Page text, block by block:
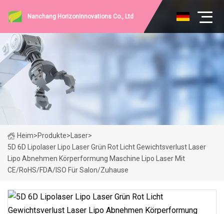
Nanchang HorizonInnovations Co., Ltd
Heim>Produkte> Laser>
5D 6D Lipolaser Lipo Laser Grün Rot Licht Gewichtsverlust Laser
Lipo Abnehmen Körperformung Maschine Lipo Laser Mit
CE/RoHS/FDA/ISO Für Salon/Zuhause